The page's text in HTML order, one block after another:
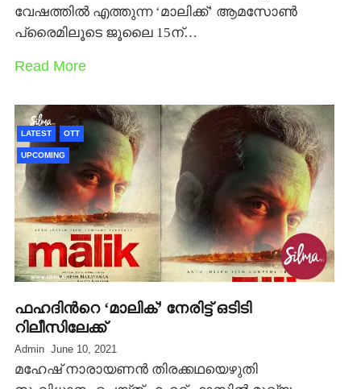
വേഷത്തില്‍ എത്തുന്ന ‘മാലിക്ക്’ ആമസോണ്‍
പ്രൈമിലൂടെ ജൂലൈ 15ന്…
Read More
LATEST OTT
UPCOMING
ഫഹദിന്‍റെ ‘മാലിക്’ നേരിട്ട് ഒടിടി
റിലീസിലേക്ക്
Admin June 10, 2021
മഹേഷ് നാരായണന്‍ തിരക്കഥയെഴുതി